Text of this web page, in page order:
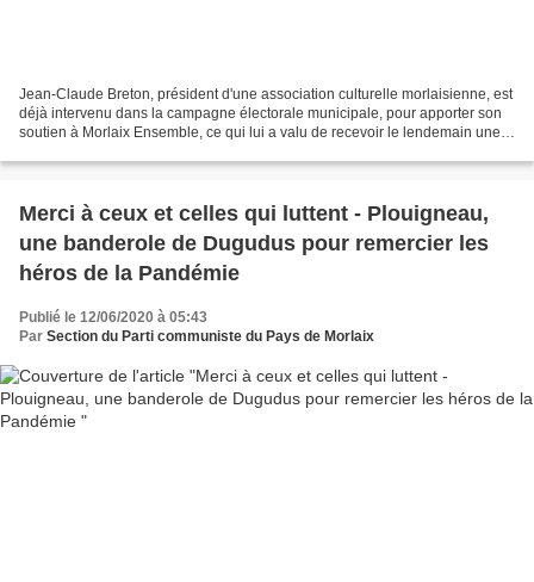
Jean-Claude Breton, président d'une association culturelle morlaisienne, est
déjà intervenu dans la campagne électorale municipale, pour apporter son
soutien à Morlaix Ensemble, ce qui lui a valu de recevoir le lendemain une
Merci à ceux et celles qui luttent - Plouigneau,
une banderole de Dugudus pour remercier les
héros de la Pandémie
Publié le 12/06/2020 à 05:43
Par Section du Parti communiste du Pays de Morlaix